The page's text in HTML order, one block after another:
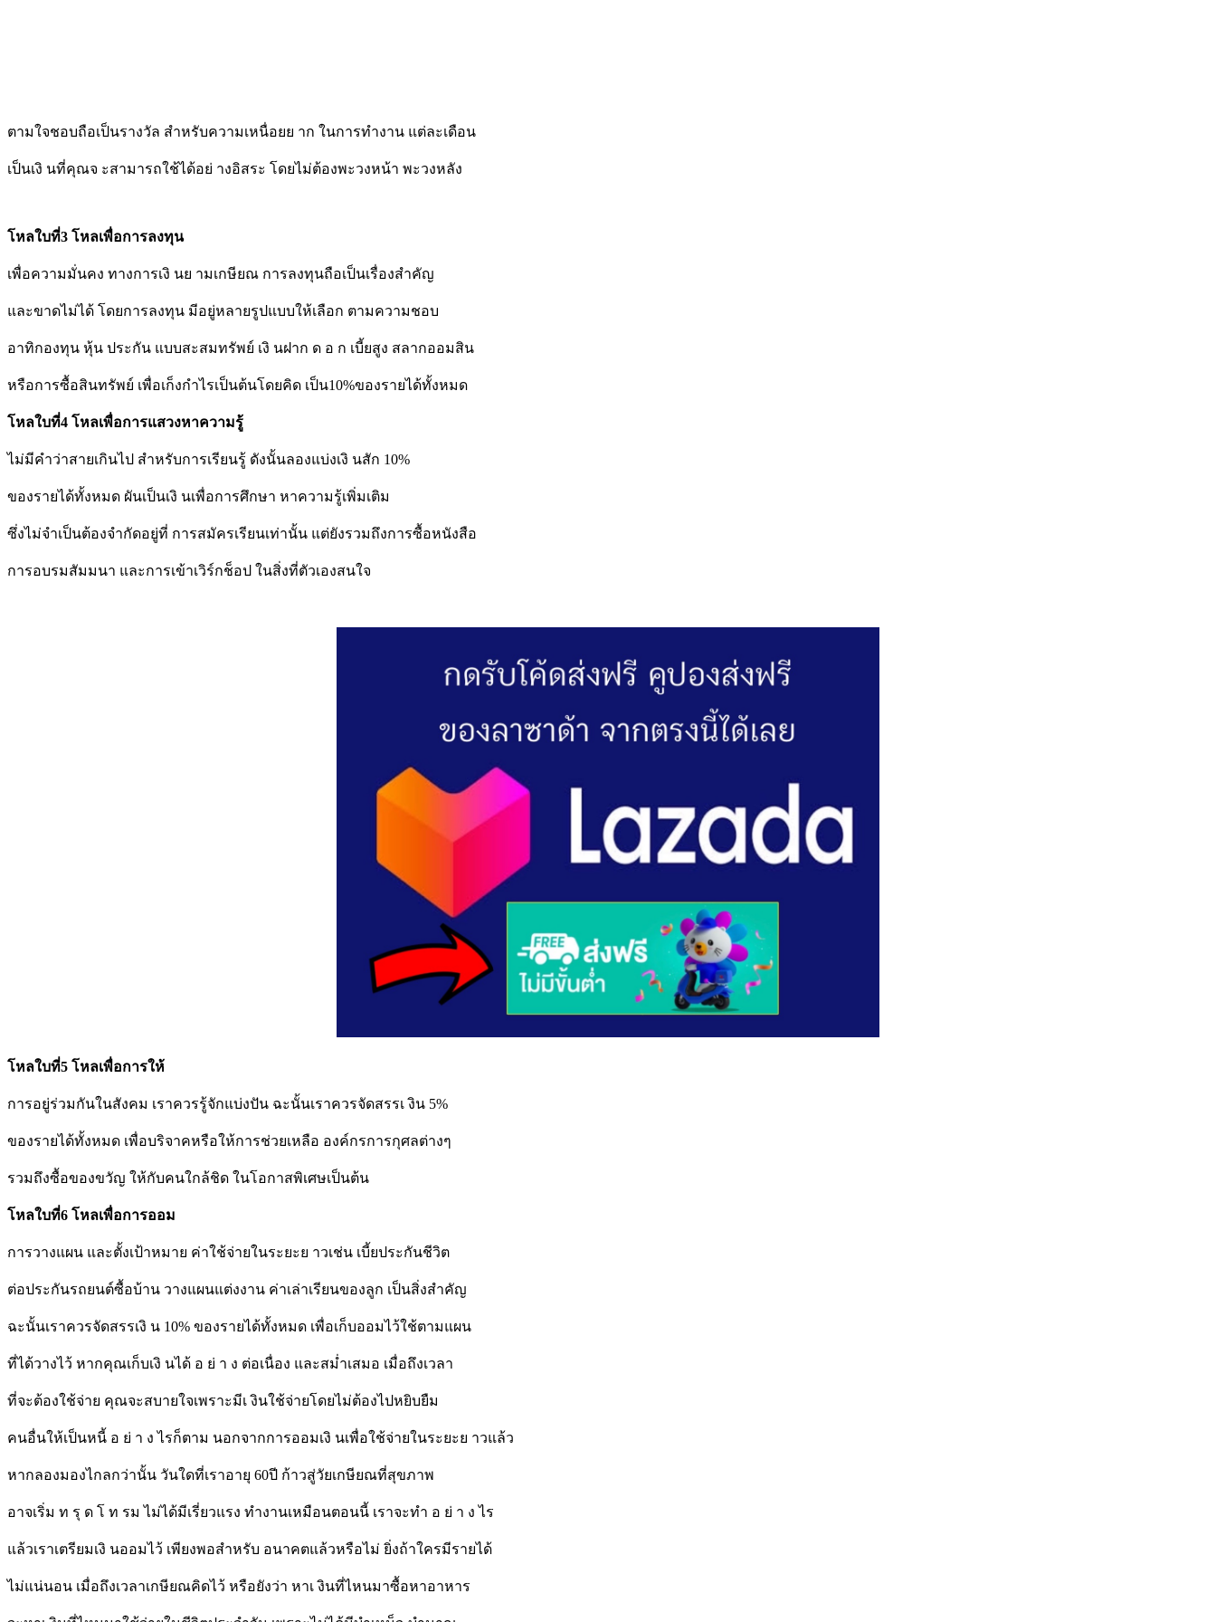
ตามใจชอบถือเป็นรางวัล สำหรับความเหนื่อยย าก ในการทำงาน แต่ละเดือน
เป็นเงิ นที่คุณจ ะสามารถใช้ได้อย่ างอิสระ โดยไม่ต้องพะวงหน้า พะวงหลัง
โหลใบที่3 โหลเพื่อการลงทุน
เพื่อความมั่นคง ทางการเงิ นย ามเกษียณ การลงทุนถือเป็นเรื่องสำคัญ
และขาดไม่ได้ โดยการลงทุน มีอยู่หลายรูปแบบให้เลือก ตามความชอบ
อาทิกองทุน หุ้น ประกัน แบบสะสมทรัพย์ เงิ นฝาก ด อ ก เบี้ยสูง สลากออมสิน
หรือการซื้อสินทรัพย์ เพื่อเก็งกำไรเป็นต้นโดยคิด เป็น10%ของรายได้ทั้งหมด
โหลใบที่4 โหลเพื่อการแสวงหาความรู้
ไม่มีคำว่าสายเกินไป สำหรับการเรียนรู้ ดังนั้นลองแบ่งเงิ นสัก 10%
ของรายได้ทั้งหมด ผันเป็นเงิ นเพื่อการศึกษา หาความรู้เพิ่มเติม
ซึ่งไม่จำเป็นต้องจำกัดอยู่ที่ การสมัครเรียนเท่านั้น แต่ยังรวมถึงการซื้อหนังสือ
การอบรมสัมมนา และการเข้าเวิร์กช็อป ในสิ่งที่ตัวเองสนใจ
โหลใบที่5 โหลเพื่อการให้
การอยู่ร่วมกันในสังคม เราควรรู้จักแบ่งปัน ฉะนั้นเราควรจัดสรรเ งิน 5%
ของรายได้ทั้งหมด เพื่อบริจาคหรือให้การช่วยเหลือ องค์กรการกุศลต่างๆ
รวมถึงซื้อของขวัญ ให้กับคนใกล้ชิด ในโอกาสพิเศษเป็นต้น
โหลใบที่6 โหลเพื่อการออม
การวางแผน และตั้งเป้าหมาย ค่าใช้จ่ายในระยะย าวเช่น เบี้ยประกันชีวิต
ต่อประกันรถยนต์ซื้อบ้าน วางแผนแต่งงาน ค่าเล่าเรียนของลูก เป็นสิ่งสำคัญ
ฉะนั้นเราควรจัดสรรเงิ น 10% ของรายได้ทั้งหมด เพื่อเก็บออมไว้ใช้ตามแผน
ที่ได้วางไว้ หากคุณเก็บเงิ นได้ อ ย่ า ง ต่อเนื่อง และสม่ำเสมอ เมื่อถึงเวลา
ที่จะต้องใช้จ่าย คุณจะสบายใจเพราะมีเ งินใช้จ่ายโดยไม่ต้องไปหยิบยืม
คนอื่นให้เป็นหนี้ อ ย่ า ง ไรก็ตาม นอกจากการออมเงิ นเพื่อใช้จ่ายในระยะย าวแล้ว
หากลองมองไกลกว่านั้น วันใดที่เราอายุ 60ปี ก้าวสู่วัยเกษียณที่สุขภาพ
อาจเริ่ม ท รุ ด โ ท รม ไม่ได้มีเรี่ยวแรง ทำงานเหมือนตอนนี้ เราจะทำ อ ย่ า ง ไร
แล้วเราเตรียมเงิ นออมไว้ เพียงพอสำหรับ อนาคตแล้วหรือไม่ ยิ่งถ้าใครมีรายได้
ไม่แน่นอน เมื่อถึงเวลาเกษียณคิดไว้ หรือยังว่า หาเ งินที่ไหนมาซื้อหาอาหาร